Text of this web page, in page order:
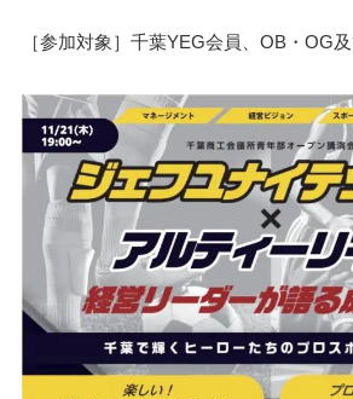
［参加対象］千葉YEG会員、OB・OG